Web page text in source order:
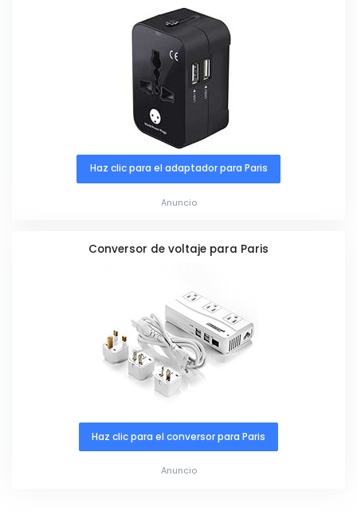
Haz clic para el adaptador para Paris
Anuncio
Conversor de voltaje para Paris
Haz clic para el conversor para Paris
Anuncio